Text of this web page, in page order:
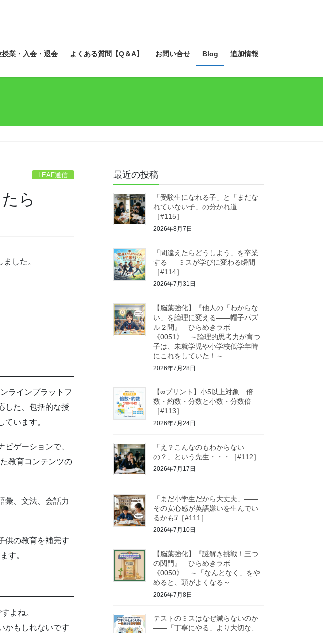
授業・入会・退会 よくある質問【Q＆A】 お問い合せ Blog 追加情報
LEAF通信
たら
した。
ラインプラットフ
した、包括的な授
います。
ゲーションで、
教育コンテンツの
彙、文法、会話力
供の教育を補完す
す。
よね。
かもしれないです
最近の投稿
「受験生になれる子」と「まだな
れていない子」の分かれ道
［#115］
2026年8月7日
「間違えたらどうしよう」を卒業
する ― ミスが学びに変わる瞬間
［#114］
2026年7月31日
【脳葉強化】『他人の「わからな
い」を論理に変える――帽子パズ
ル２問』 ひらめきラボ
《0051》 ～論理的思考力が育つ
子は、未就学児や小学校低学年時
にこれをしていた！～
2026年7月28日
【∞プリント】小5以上対象 倍
数・約数・分数と小数・分数倍
［#113］
2026年7月24日
「え？こんなのもわからない
の？」という先生・・・［#112］
2026年7月17日
「まだ小学生だから大丈夫」——
その安心感が英語嫌いを生んでい
るかも⁉［#111］
2026年7月10日
【脳葉強化】『謎解き挑戦！三つ
の関門』 ひらめきラボ
《0050》 ～「なんとなく」をや
めると、頭がよくなる～
2026年7月8日
テストのミスはなぜ減らないのか
——「丁寧にやる」より大切な、